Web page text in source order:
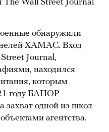
The Wall Street Journal
обнаружили
ХАМАС. Вход
Journal,
находился
которым
году БАПОР
одной из школ
агентства.